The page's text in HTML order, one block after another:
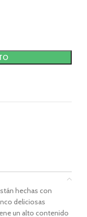
hechas con
deliciosas
un alto contenido